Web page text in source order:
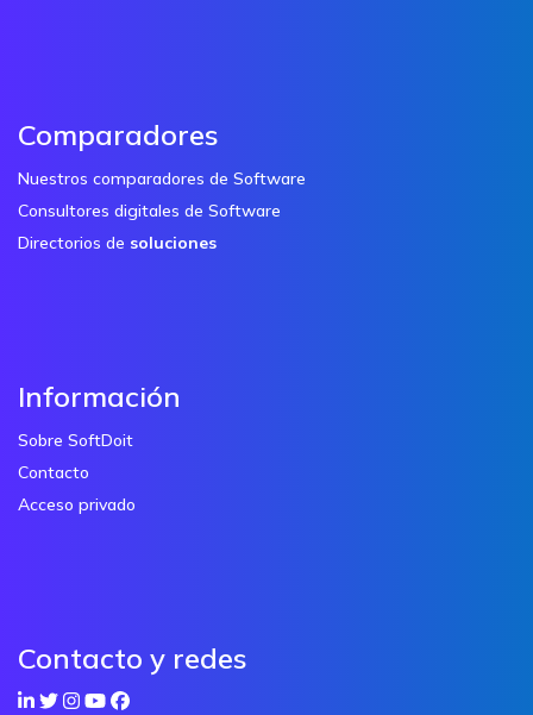
Comparadores
Nuestros comparadores de Software
Consultores digitales de Software
Directorios de soluciones
Información
Sobre SoftDoit
Contacto
Acceso privado
Contacto y redes